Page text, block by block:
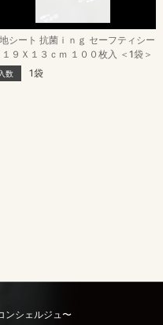
シート 抗菌ｉｎｇ セーフティシー
１９Ｘ１３ｃｍ １００枚入 ＜1袋＞
入数 1袋
ンシェルジュ〜